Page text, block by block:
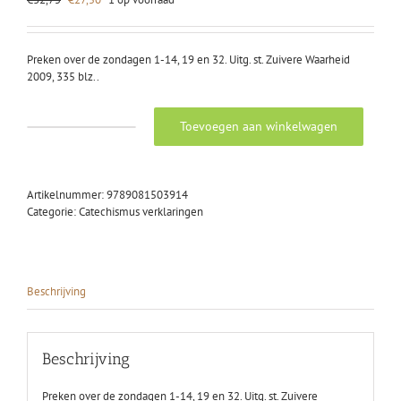
was:
is:
Preken over de zondagen 1-14, 19 en 32. Uitg. st. Zuivere Waarheid
2009, 335 blz..
(nieuw)
aantal
Toevoegen aan winkelwagen
Artikelnummer:9789081503914
Categorie:Catechismus verklaringen
Beschrijving
Beschrijving
Preken over de zondagen 1-14, 19 en 32. Uitg. st. Zuivere